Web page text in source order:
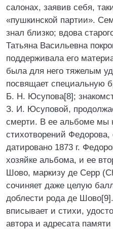
салонах, заявив себя,
«пушкинской партии».
знал близко; вдова
Татьяна Васильевна
поддерживала его
была для него тяжелым
посвящает специальную
Б. Н. Юсупова[8];
З. И. Юсуповой,
смерти. В ее альбоме мы
стихотворений
датировано 1873 г.
хозяйке альбома, и ее
Шово, маркизу де Серр
сочиняет даже целую
доблести рода де
вписывает и стихи,
автора и адресата